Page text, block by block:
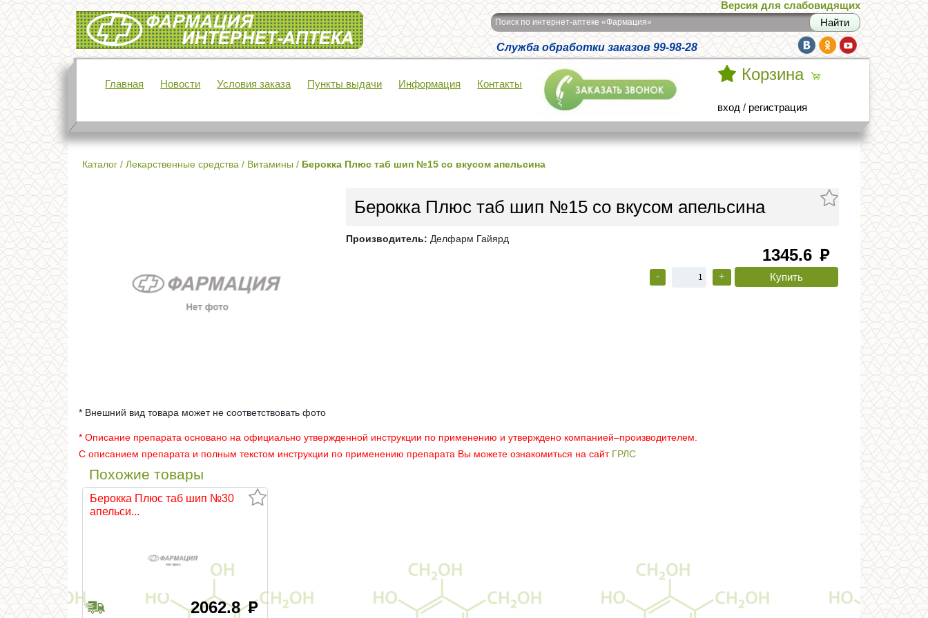
Интернет-аптека Фармация
Версия для слабовидящих
Поиск по интернет-аптеке «Фармация»
Служба обработки заказов 99-98-28
Главная Новости Условия заказа Пункты выдачи Информация Контакты
Корзина
вход / регистрация
Каталог / Лекарственные средства / Витамины / Берокка Плюс таб шип №15 со вкусом апельсина
Берокка Плюс таб шип №15 со вкусом апельсина
Производитель: Делфарм Гайярд
1345.6 руб
- +
* Внешний вид товара может не соответствовать фото
* Описание препарата основано на официально утвержденной инструкции по применению и утверждено компанией–производителем.
С описанием препарата и полным текстом инструкции по применению препарата Вы можете ознакомиться на сайт ГРЛС
Похожие товары
Берокка Плюс таб шип №30
апельси...
2062.8руб